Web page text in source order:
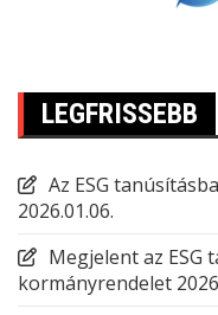
LEGFRISSEBB
Az ESG
2026.01.06.
Megjelent az ESG
kormányrendelet